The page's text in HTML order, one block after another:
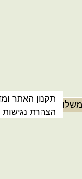
משלוחים
תקנון האתר
הצהרת נגישות